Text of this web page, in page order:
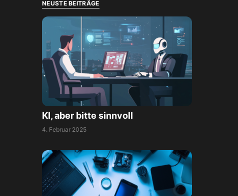
NEUSTE BEITRÄGE
KI, aber bitte sinnvoll
4. Februar 2025